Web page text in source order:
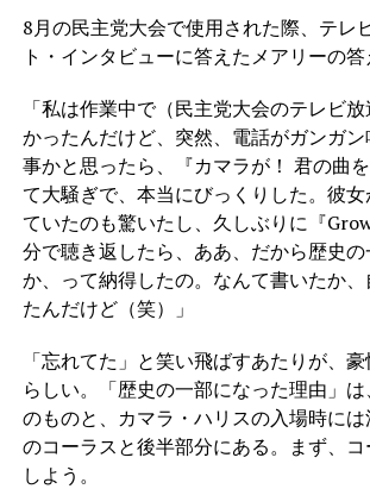
8月の民主党大会で使用された際、テレ
ト・インタビューに答えたメアリーの答
「私は作業中で（民主党大会のテレビ
かったんだけど、突然、電話がガンガ
事かと思ったら、『カマラが！ 君の曲
て大騒ぎで、本当にびっくりした。彼
ていたのも驚いたし、久しぶりに『
分で聴き返したら、ああ、だから歴史
か、って納得したの。なんて書いたか
たんだけど（笑）」
「忘れてた」と笑い飛ばすあたりが、
らしい。「歴史の一部になった理由」
のものと、カマラ・ハリスの入場時に
のコーラスと後半部分にある。まず、
しよう。